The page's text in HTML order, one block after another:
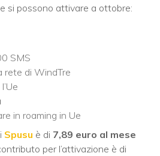
si possono attivare a ottobre:
SMS
rete di WindTre
in roaming in Ue
Spusu è di 7,89 euro al mese
contributo per l’attivazione è di